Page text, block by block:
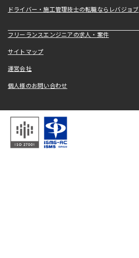
ドライバー・施工管理技士の転職ならレバジョブ
フリーランスエンジニアの求人・案件
サイトマップ
運営会社
個人様のお問い合わせ